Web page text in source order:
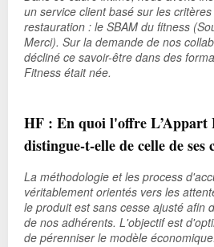
un service client basé sur les
restauration : le SBAM du fitness
Merci). Sur la demande de nos
décliné ce savoir-être dans des
Fitness était née.
HF : En quoi l'offre L’Appart
distingue-t-elle de celle de ses
La méthodologie et les process
véritablement orientés vers les
le produit est sans cesse ajusté afin
de nos adhérents. L'objectif est
de pérenniser le modèle économique.